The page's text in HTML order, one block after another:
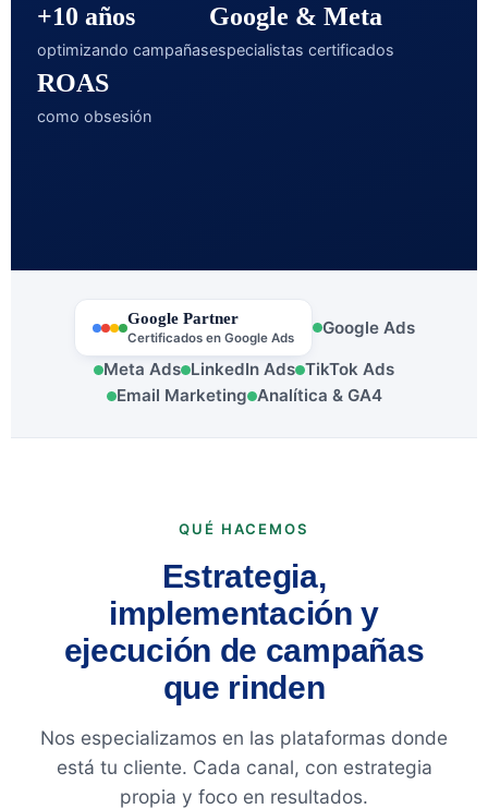
+10 años
optimizando campañas
Google & Meta
especialistas certificados
ROAS
como obsesión
Google Partner
Certificados en Google Ads
Google Ads
Meta Ads LinkedIn Ads TikTok Ads
Email Marketing Analítica & GA4
QUÉ HACEMOS
Estrategia,
implementación y
ejecución de campañas
que rinden
Nos especializamos en las plataformas donde
está tu cliente. Cada canal, con estrategia
propia y foco en resultados.